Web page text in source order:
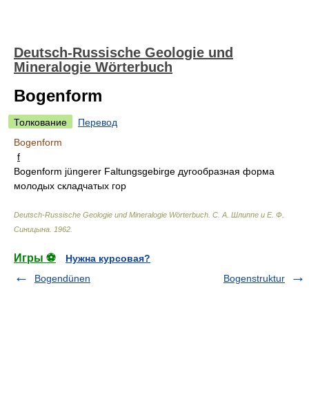
Deutsch-Russische Geologie und
Mineralogie Wörterbuch
Bogenform
Толкование
Перевод
Bogenform
f
Bogenform jüngerer Faltungsgebirge дугообразная форма
молодых складчатых гор
Deutsch-Russische Geologie und Mineralogie Wörterbuch С. А. Шлиппе и Е. Ф.
Синицына 1962
Игры ⚽
Нужна курсовая?
Bogendünen
Bogenstruktur